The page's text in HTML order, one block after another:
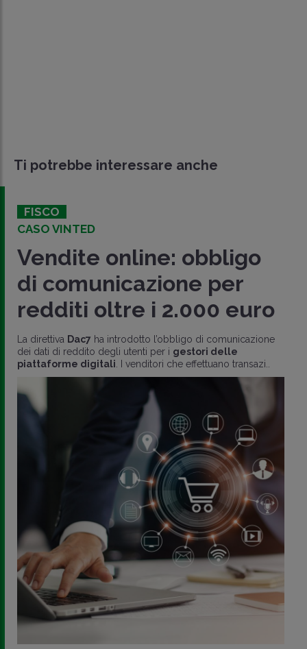
Ti potrebbe interessare anche
FISCO
CASO VINTED
Vendite online: obbligo
di comunicazione per
redditi oltre i 2.000 euro
La direttiva Dac7 ha introdotto l’obbligo di comunicazione
dei dati di reddito degli utenti per i gestori delle
piattaforme digitali . I venditori che effettuano transazi..